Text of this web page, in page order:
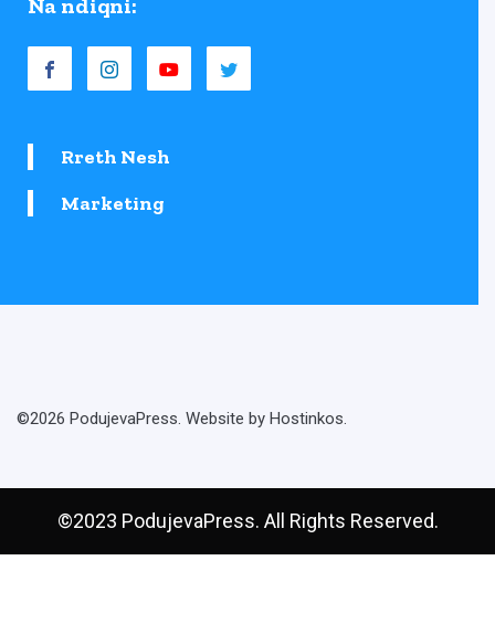
Na ndiqni:
Rreth Nesh
Marketing
©2026 PodujevaPress. Website by Hostinkos.
©2023 PodujevaPress. All Rights Reserved.